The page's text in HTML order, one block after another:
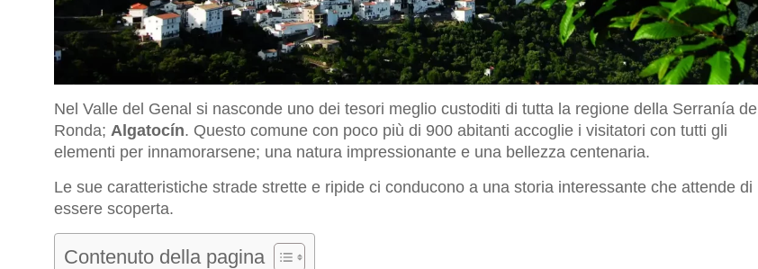
Nel Valle del Genal si nasconde uno dei tesori meglio custoditi di tutta la regione della Serranía de
Ronda; Algatocín. Questo comune con poco più di 900 abitanti accoglie i visitatori con tutti gli
elementi per innamorarsene; una natura impressionante e una bellezza centenaria.
Le sue caratteristiche strade strette e ripide ci conducono a una storia interessante che attende di
essere scoperta.
Contenuto della pagina